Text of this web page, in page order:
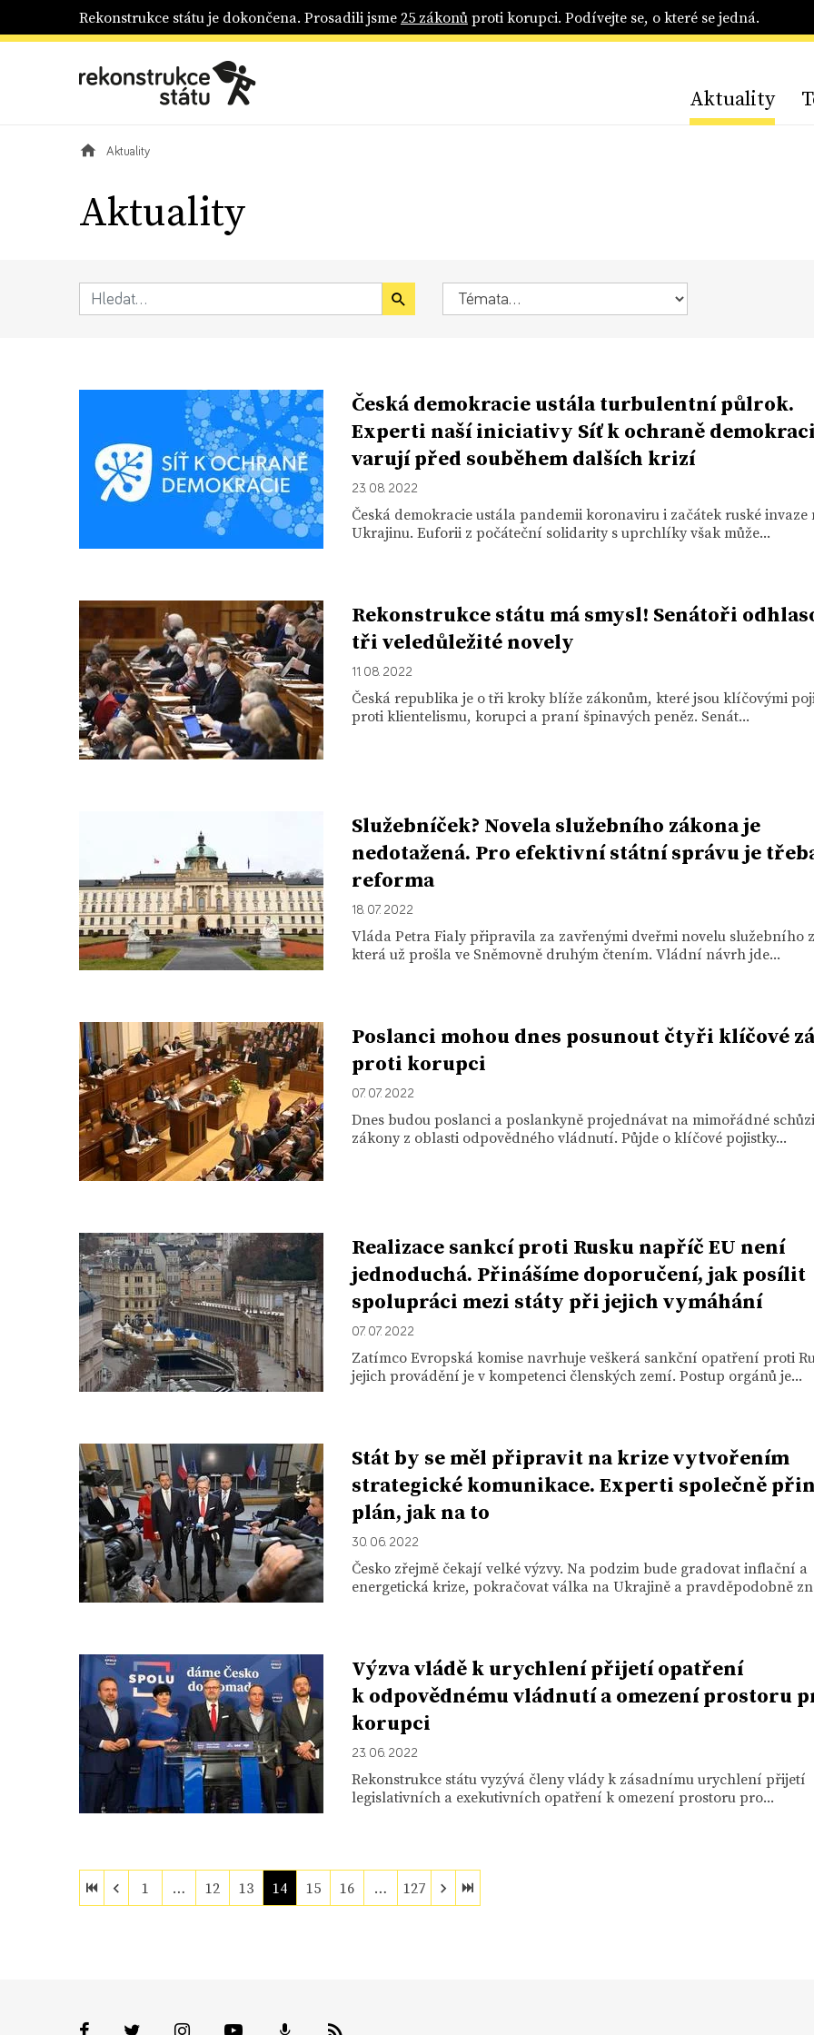
Rekonstrukce státu je dokončena. Prosadili jsme25 zákonůproti korupci. Podívejte se, o které se jedná.
Aktuality
Aktuality
Aktuality
Česká demokracie ustála turbulentní půlrok.
Experti naší iniciativy Síť k ochraně
varují před souběhem dalších krizí
23. 08. 2022
Česká demokracie ustála pandemii koronaviru i začátek ruské invaze
Ukrajinu. Euforii z počáteční solidarity s uprchlíky však může...
Rekonstrukce státu má smysl! Senátoři
tři veledůležité novely
11. 08. 2022
Česká republika je o tři kroky blíže zákonům, které jsou klíčovými
proti klientelismu, korupci a praní špinavých peněz. Senát...
Služebníček? Novela služebního zákona je
nedotažená. Pro efektivní státní správu je
reforma
18. 07. 2022
Vláda Petra Fialy připravila za zavřenými dveřmi novelu služebního
která už prošla ve Sněmovně druhým čtením. Vládní návrh jde...
Poslanci mohou dnes posunout čtyři klíčové
proti korupci
07. 07. 2022
Dnes budou poslanci a poslankyně projednávat na mimořádné
zákony z oblasti odpovědného vládnutí. Půjde o klíčové pojistky...
Realizace sankcí proti Rusku napříč EU není
jednoduchá. Přinášíme doporučení, jak posílit
spolupráci mezi státy při jejich vymáhání
07. 07. 2022
Zatímco Evropská komise navrhuje veškerá sankční opatření proti
jejich provádění je v kompetenci členských zemí. Postup orgánů je...
Stát by se měl připravit na krize vytvořením
strategické komunikace. Experti společně
plán, jak na to
30. 06. 2022
Česko zřejmě čekají velké výzvy. Na podzim bude gradovat inflační a
energetická krize, pokračovat válka na Ukrajině a pravděpodobně
Výzva vládě k urychlení přijetí opatření
k odpovědnému vládnutí a omezení prostoru
korupci
23. 06. 2022
Rekonstrukce státu vyzývá členy vlády k zásadnímu urychlení přijetí
legislativních a exekutivních opatření k omezení prostoru pro...
1 … 12 13 14 15 16 … 127